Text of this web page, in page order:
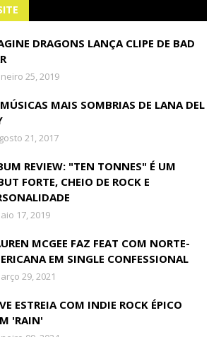
DRAGONS LANÇA CLIPE DE BAD
25, 2019
MAIS SOMBRIAS DE LANA DEL
21, 2017
REVIEW: "TEN TONNES" É UM
FORTE, CHEIO DE ROCK E
17, 2019
MCGEE FAZ FEAT COM NORTE-
EM SINGLE CONFESSIONAL
29, 2021
ESTREIA COM INDIE ROCK ÉPICO
'RAIN'